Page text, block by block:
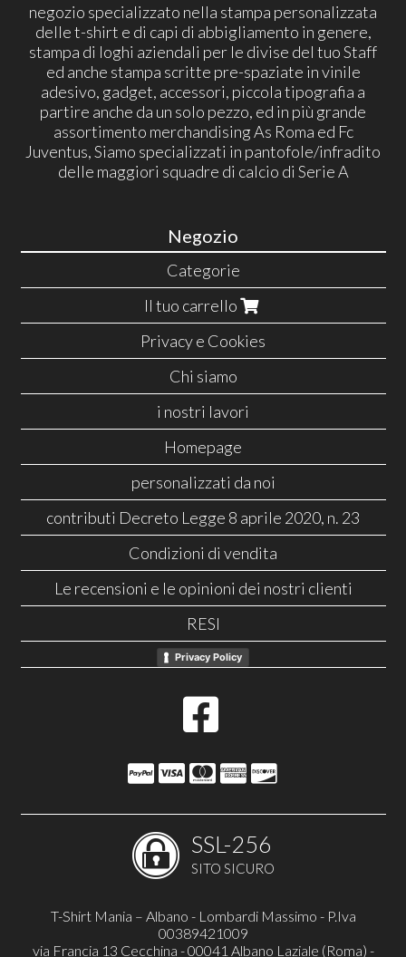
negozio specializzato nella stampa personalizzata
delle t-shirt e di capi di abbigliamento in genere,
stampa di loghi aziendali per le divise del tuo Staff
ed anche stampa scritte pre-spaziate in vinile
adesivo, gadget, accessori, piccola tipografia a
partire anche da un solo pezzo, ed in più grande
assortimento merchandising As Roma ed Fc
Juventus, Siamo specializzati in pantofole/infradito
delle maggiori squadre di calcio di Serie A
Negozio
Categorie
Il tuo carrello
Privacy e Cookies
Chi siamo
i nostri lavori
Homepage
personalizzati da noi
contributi Decreto Legge 8 aprile 2020, n. 23
Condizioni di vendita
Le recensioni e le opinioni dei nostri clienti
RESI
Privacy Policy
SSL-256
SITO SICURO
T-Shirt Mania – Albano - Lombardi Massimo - P.Iva
00389421009
via Francia 13 Cecchina - 00041 Albano Laziale (Roma) -